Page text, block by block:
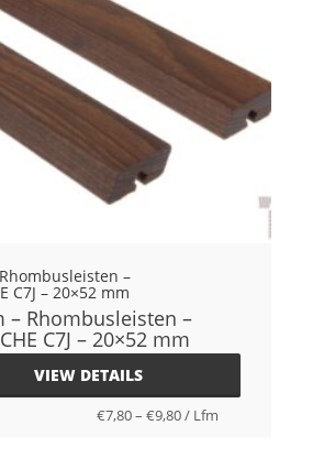
–
C7J – 20×52 mm
– Rhombusleisten –
C7J – 20×52 mm
VIEW DETAILS
€7,80– €9,80/ Lfm